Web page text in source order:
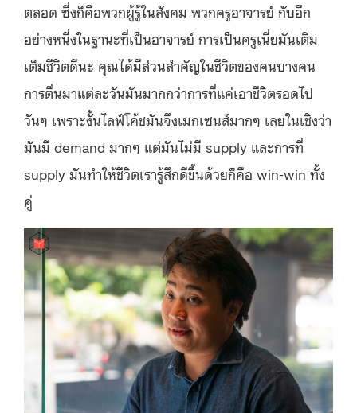
ตลอด ซึ่งก็คือพวกผู้รู้ในสังคม พวกครูอาจารย์ กับอีก
อย่างหนึ่งในฐานะที่เป็นอาจารย์ การเป็นครูเนี่ยมันเติม
เต็มชีวิตดีนะ คุณได้มีส่วนสำคัญในชีวิตของคนบางคน
การตื่นมาแต่ละวันมันมากกว่าการที่แค่เอาชีวิตรอดไป
วันๆ เพราะงั้นไลฟ์โค้ชมันจึงเมกเซนส์มากๆ เลยในเชิงว่า
มันมี demand มากๆ แต่มันไม่มี supply และการที่
supply มันทำให้ชีวิตเรารู้สึกดีขึ้นด้วยก็คือ win-win ทั้ง
คู่